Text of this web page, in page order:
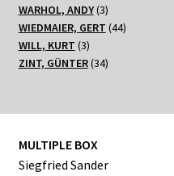
Produkte
WARHOL, ANDY 33
Produkte
WIEDMAIER, GERT 4444
WILL, KURT 33
Produkte
ZINT, GÜNTER 3434
MULTIPLE BOX
Siegfried Sander